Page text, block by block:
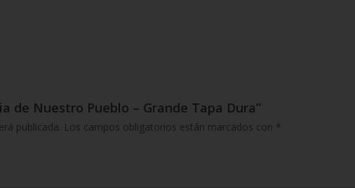
de Nuestro Pueblo – Grande Tapa Dura”
publicada. Los campos obligatorios están marcados con *